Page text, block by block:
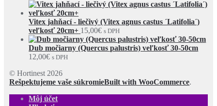
Vitex jahňací - liečivý (Vitex agnus castus ´Latifolia´)
veľkosť 20cm+ 15,00€ s DPH
Dub močiarny (Quercus palustris) veľkosť 30-50cm
12,00€ s DPH
© Hortinest 2026
Rešpektujeme vaše súkromieBuilt with WooCommerce.
Môj účet